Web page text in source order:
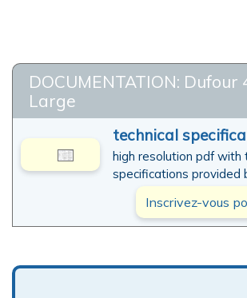
DOCUMENTATION: Dufour
Large
technical
high resolution pdf with
specifications provided
Inscrivez-vous